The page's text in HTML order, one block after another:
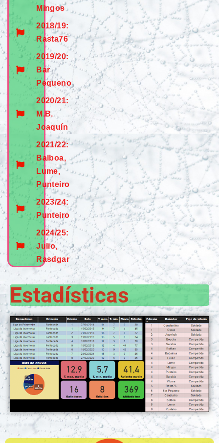
Mingos
2018/19:
Rasta76
2019/20:
Bar
Pequeno
2020/21:
M.B.
Joaquín
2021/22:
Balboa,
Lume,
Punteiro
2023/24:
Punteiro
2024/25:
Julio,
Rasdgar
Estadísticas